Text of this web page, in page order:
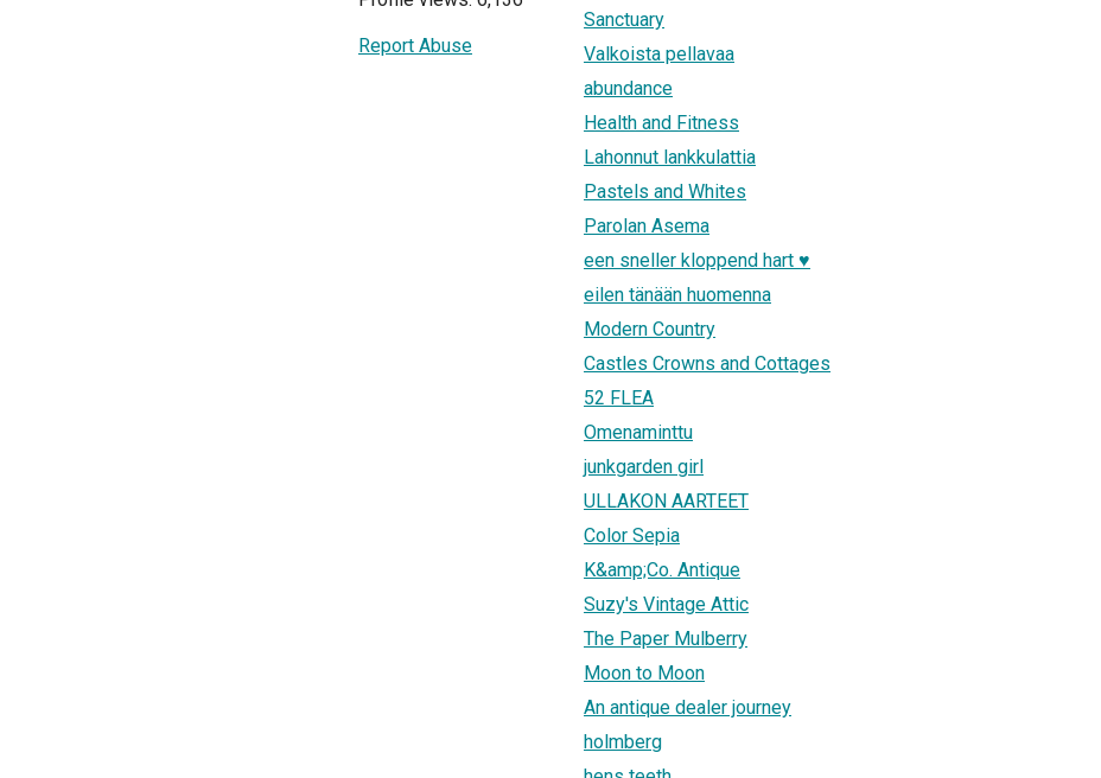
Report Abuse
Sanctuary
Valkoista pellavaa
abundance
Health and Fitness
Lahonnut lankkulattia
Pastels and Whites
Parolan Asema
een sneller kloppend hart ♥
eilen tänään huomenna
Modern Country
Castles Crowns and Cottages
52 FLEA
Omenaminttu
junkgarden girl
ULLAKON AARTEET
Color Sepia
K&amp;Co. Antique
Suzy's Vintage Attic
The Paper Mulberry
Moon to Moon
An antique dealer journey
holmberg